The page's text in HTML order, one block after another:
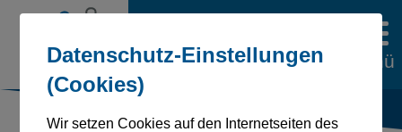
Datenschutz-Einstellungen
(Cookies)
Wir setzen Cookies auf den Internetseiten des
Menü